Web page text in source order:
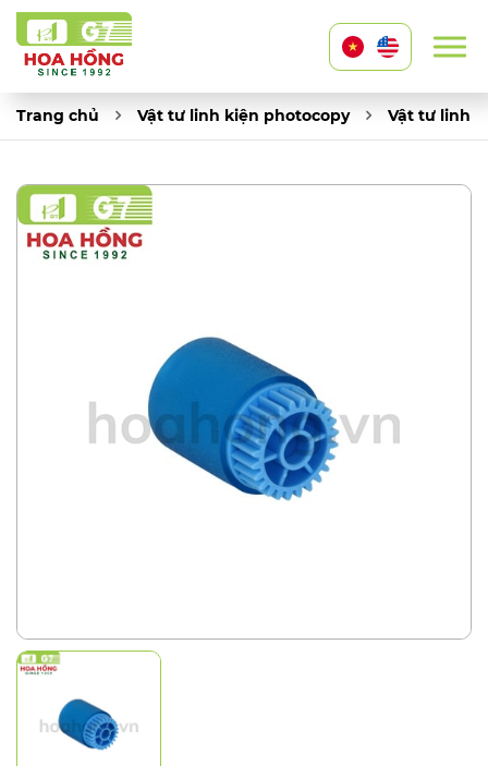
Trang chủ Vật tư linh kiện photocopy Vật tư linh